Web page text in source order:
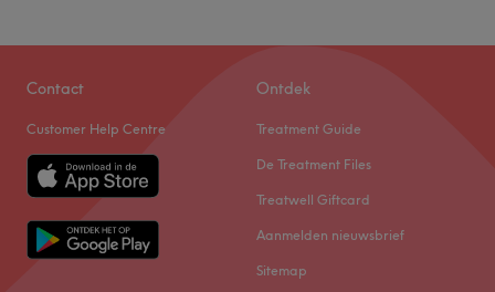
Contact
Customer Help Centre
Ontdek
Treatment Guide
De Treatment Files
Treatwell Giftcard
Aanmelden nieuwsbrief
Sitemap